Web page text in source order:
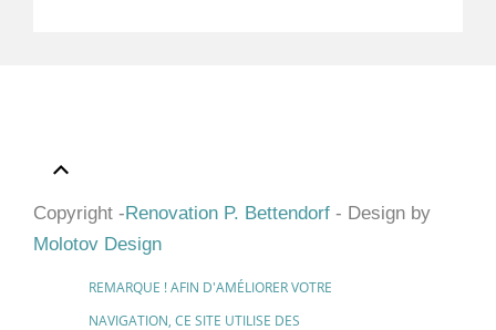
Copyright - Renovation P. Bettendorf - Design by
Molotov Design
REMARQUE ! AFIN D'AMÉLIORER VOTRE
NAVIGATION, CE SITE UTILISE DES